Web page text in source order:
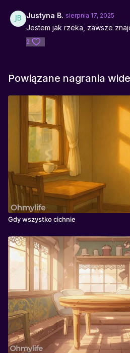
Justyna B. sierpnia 17, 2025
Jestem jak rzeka, zawsze
2
Powiązane nagrania
Gdy wszystko cichnie